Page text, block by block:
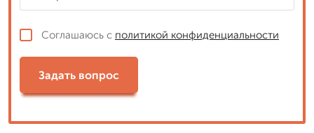
Соглашаюсь с политикой конфиденциальности
Задать вопрос